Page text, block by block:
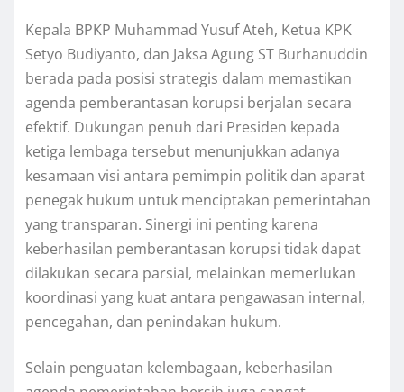
Kepala BPKP Muhammad Yusuf Ateh, Ketua KPK
Setyo Budiyanto, dan Jaksa Agung ST Burhanuddin
berada pada posisi strategis dalam memastikan
agenda pemberantasan korupsi berjalan secara
efektif. Dukungan penuh dari Presiden kepada
ketiga lembaga tersebut menunjukkan adanya
kesamaan visi antara pemimpin politik dan aparat
penegak hukum untuk menciptakan pemerintahan
yang transparan. Sinergi ini penting karena
keberhasilan pemberantasan korupsi tidak dapat
dilakukan secara parsial, melainkan memerlukan
koordinasi yang kuat antara pengawasan internal,
pencegahan, dan penindakan hukum.
Selain penguatan kelembagaan, keberhasilan